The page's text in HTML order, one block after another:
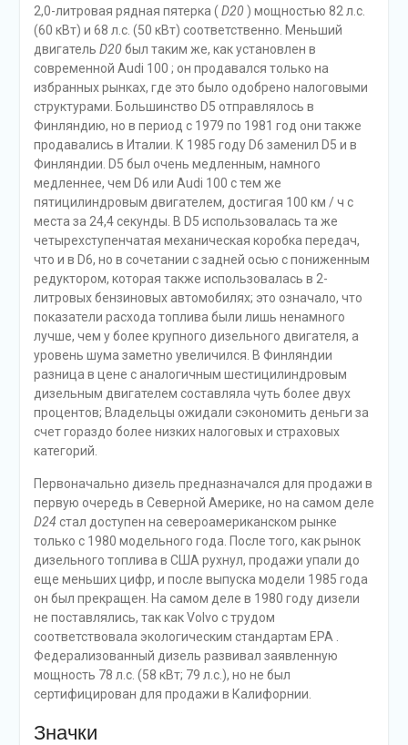
2,0-литровая рядная пятерка ( D20) мощностью 82 л.с.
(60 кВт) и 68 л.с. (50 кВт) соответственно. Меньший
двигатель D20был таким же, как установлен в
современной Audi 100 ; он продавался только на
избранных рынках, где это было одобрено налоговыми
структурами. Большинство D5 отправлялось в
Финляндию, но в период с 1979 по 1981 год они также
продавались в Италии. К 1985 году D6 заменил D5 и в
Финляндии. D5 был очень медленным, намного
медленнее, чем D6 или Audi 100 с тем же
пятицилиндровым двигателем, достигая 100 км / ч с
места за 24,4 секунды. В D5 использовалась та же
четырехступенчатая механическая коробка передач,
что и в D6, но в сочетании с задней осью с пониженным
редуктором, которая также использовалась в 2-
литровых бензиновых автомобилях; это означало, что
показатели расхода топлива были лишь ненамного
лучше, чем у более крупного дизельного двигателя, а
уровень шума заметно увеличился. В Финляндии
разница в цене с аналогичным шестицилиндровым
дизельным двигателем составляла чуть более двух
процентов; Владельцы ожидали сэкономить деньги за
счет гораздо более низких налоговых и страховых
категорий.
Первоначально дизель предназначался для продажи в
первую очередь в Северной Америке, но на самом деле
D24 стал доступен на североамериканском рынке
только с 1980 модельного года. После того, как рынок
дизельного топлива в США рухнул, продажи упали до
еще меньших цифр, и после выпуска модели 1985 года
он был прекращен. На самом деле в 1980 году дизели
не поставлялись, так как Volvo с трудом
соответствовала экологическим стандартам EPA .
Федерализованный дизель развивал заявленную
мощность 78 л.с. (58 кВт; 79 л.с.), но не был
сертифицирован для продажи в Калифорнии.
Значки